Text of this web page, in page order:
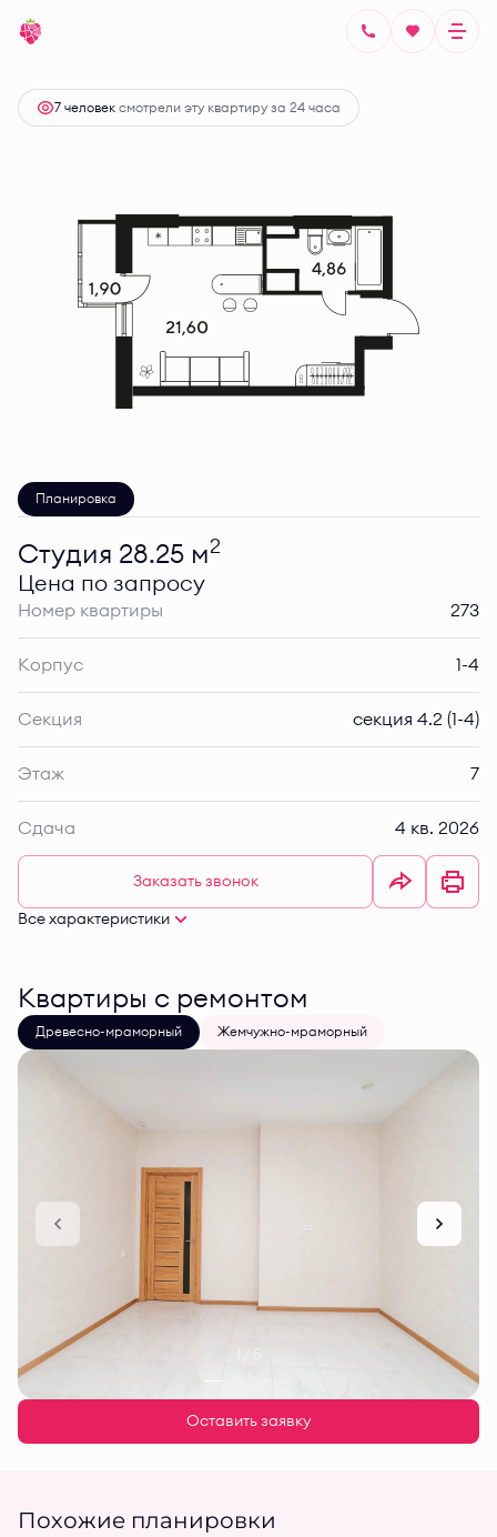
Студия Цена по запросу
7 человек смотрели эту квартиру за 24 часа
Планировка
Студия 28.25 м2
Цена по запросу
Номер квартиры 273
Корпус 1-4
Секция секция 4.2 (1-4)
Этаж 7
Сдача 4 кв. 2026
Заказать звонок
Все характеристики
Квартиры с ремонтом
Древесно-мраморный Жемчужно-мраморный
Оставить заявку
Похожие планировки